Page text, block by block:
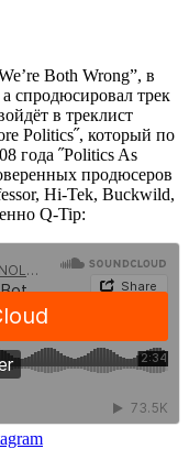
Both Wrong”, в
а спродюсировал трек
в треклист
Politics˝, который по
года ˝Politics As
продюсеров
Hi-Tek, Buckwild,
Q-Tip: